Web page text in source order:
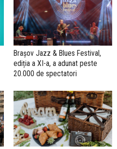
Brașov Jazz & Blues Festival,
ediția a XI-a, a adunat peste
20.000 de spectatori